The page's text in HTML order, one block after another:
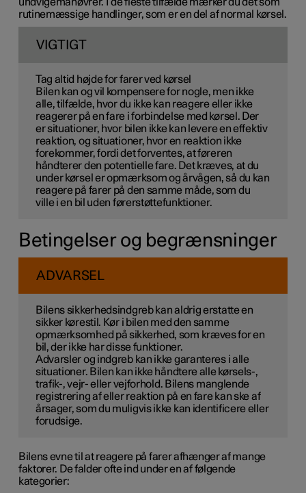
rutinemæssige handlinger, som er en del af normal kørsel.
VIGTIGT
Tag altid højde for farer ved kørsel
Bilen kan og vil kompensere for nogle, men ikke
alle, tilfælde, hvor du ikke kan reagere eller ikke
reagerer på en fare i forbindelse med kørsel. Der
er situationer, hvor bilen ikke kan levere en effektiv
reaktion, og situationer, hvor en reaktion ikke
forekommer, fordi det forventes, at føreren
håndterer den potentielle fare. Det kræves, at du
under kørsel er opmærksom og årvågen, så du kan
reagere på farer på den samme måde, som du
ville i en bil uden førerstøttefunktioner.
Betingelser og begrænsninger
ADVARSEL
Bilens sikkerhedsindgreb kan aldrig erstatte en
sikker kørestil. Kør i bilen med den samme
opmærksomhed på sikkerhed, som kræves for en
bil, der ikke har disse funktioner.
Advarsler og indgreb kan ikke garanteres i alle
situationer. Bilen kan ikke håndtere alle kørsels-,
trafik-, vejr- eller vejforhold. Bilens manglende
registrering af eller reaktion på en fare kan ske af
årsager, som du muligvis ikke kan identificere eller
forudsige.
Bilens evne til at reagere på farer afhænger af mange
faktorer. De falder ofte ind under en af følgende
kategorier: